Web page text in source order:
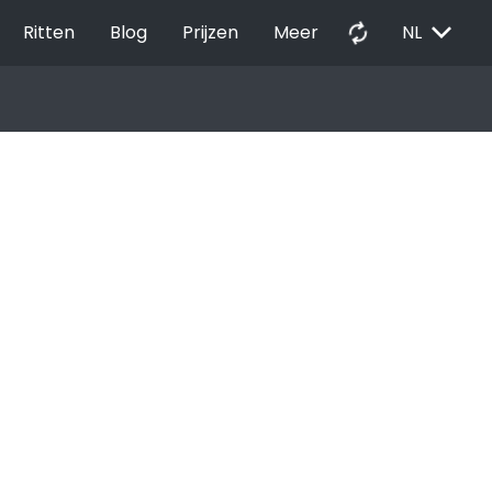
Ritten Blog Prijzen Meer autorenew NL EXPAND_MORE